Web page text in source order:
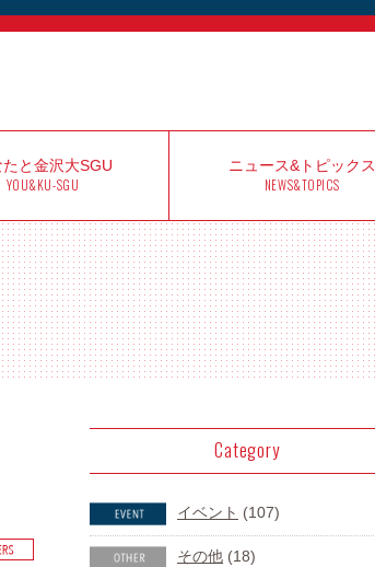
と金沢大SGU
YOU&KU-SGU
ニュース&トピックス
NEWS&TOPICS
Category
イベント (107)
その他 (18)